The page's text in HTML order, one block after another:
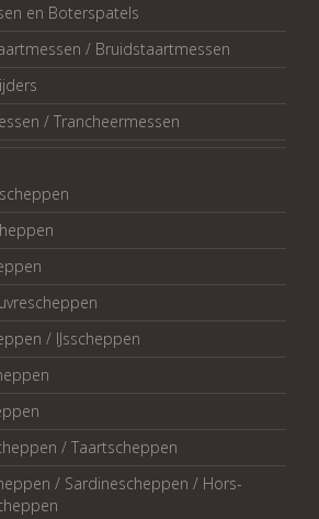
en Boterspatels
/ Bruidstaartmessen
/ Trancheermessen
/ IJsscheppen
/ Taartscheppen
/ Sardinescheppen / Hors-